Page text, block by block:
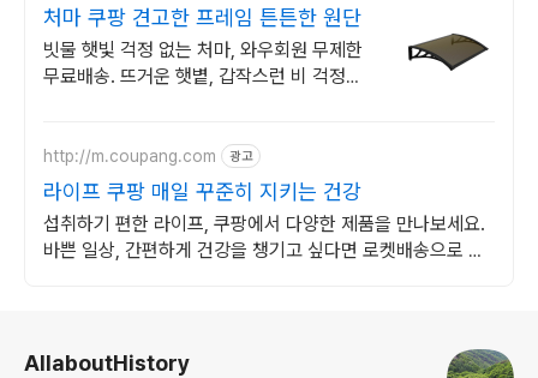
처마 쿠팡 견고한 프레임 튼튼한 원단
빗물 햇빛 걱정 없는 처마, 와우회원 무제한
무료배송. 뜨거운 햇볕, 갑작스런 비 걱정은
http://m.coupang.com 광고
라이프 쿠팡 매일 꾸준히 지키는 건강
섭취하기 편한 라이프, 쿠팡에서 다양한 제품을 만나보세요.
바쁜 일상, 간편하게 건강을 챙기고 싶다면 로켓배송으로 받
AllaboutHistory